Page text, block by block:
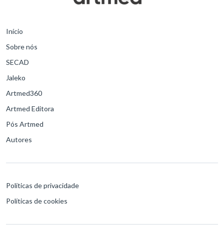
Início
Sobre nós
SECAD
Jaleko
Artmed360
Artmed Editora
Pós Artmed
Autores
Políticas de privacidade
Políticas de cookies